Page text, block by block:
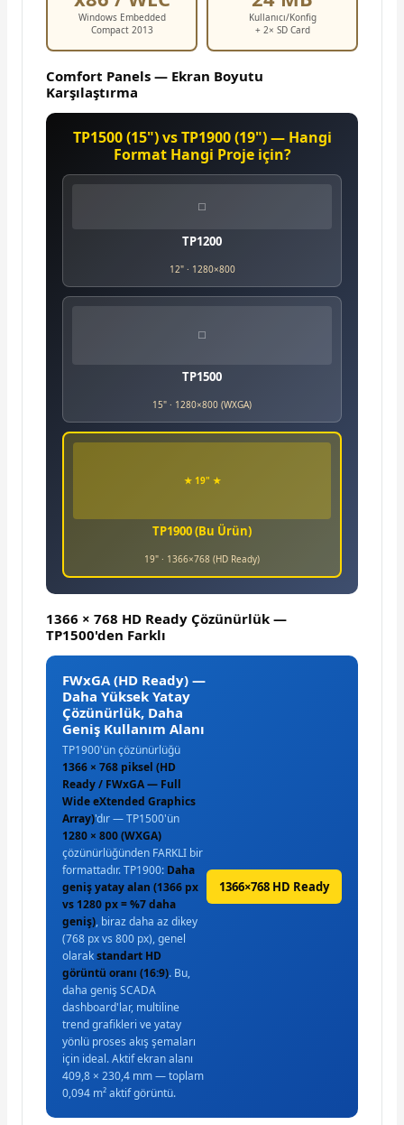
Windows Embedded
Compact 2013
Kullanıcı/Konfig
+ 2× SD Card
Comfort Panels — Ekran Boyutu
Karşılaştırma
TP1500 (15") vs TP1900 (19") — Hangi
Format Hangi Proje için?
⬜
TP1200
12" · 1280×800
⬜
TP1500
15" · 1280×800 (WXGA)
★ 19" ★
TP1900 (Bu Ürün)
19" · 1366×768 (HD Ready)
1366 × 768 HD Ready Çözünürlük —
TP1500'den Farklı
FWxGA (HD Ready) —
Daha Yüksek Yatay
Çözünürlük, Daha
Geniş Kullanım Alanı
TP1900'ün çözünürlüğü
1366 × 768 piksel (HD
Ready / FWxGA — Full
Wide eXtended Graphics
Array)'dır — TP1500'ün
1280 × 800 (WXGA)
çözünürlüğünden FARKLI bir
formattadır. TP1900: Daha
geniş yatay alan (1366 px
vs 1280 px = %7 daha
geniş), biraz daha az dikey
(768 px vs 800 px), genel
olarakstandart HD
görüntü oranı (16:9). Bu,
daha geniş SCADA
dashboard'lar, multiline
trend grafikleri ve yatay
yönlü proses akış şemaları
için ideal. Aktif ekran alanı
409,8 × 230,4 mm — toplam
0,094 m² aktif görüntü.
1366×768 HD Ready